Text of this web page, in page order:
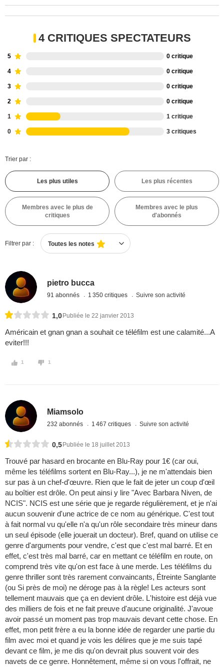
4 CRITIQUES SPECTATEURS
5 0 critique
4 0 critique
3 0 critique
2 0 critique
1 1 critique
0 3 critiques
Trier par :
Les plus utiles Les plus récentes
Membres avec le plus de
critiques
Membres avec le plus
d'abonnés
Filtrer par : Toutes les notes
pietro bucca
91 abonnés 1 350 critiques Suivre son activité
1,0 Publiée le 22 janvier 2013
Américain et gnan gnan a souhait ce téléfilm est une calamité...A
eviter!!!
1 1
Miamsolo
232 abonnés 1 467 critiques Suivre son activité
0,5 Publiée le 18 juillet 2013
Trouvé par hasard en brocante en Blu-Ray pour 1€ (car oui,
même les téléfilms sortent en Blu-Ray...), je ne m'attendais bien
sur pas à un chef-d'œuvre. Rien que le fait de jeter un coup d'œil
au boîtier est drôle. On peut ainsi y lire "Avec Barbara Niven, de
NCIS". NCIS est une série que je regarde régulièrement, et je n'ai
aucun souvenir d'une actrice de ce nom au générique. C'est tout
à fait normal vu qu'elle n'a qu'un rôle secondaire très mineur dans
un seul épisode (elle jouerait un docteur). Bref, quand on utilise ce
genre d'arguments pour vendre, c'est que c'est mal barré. Et en
effet, c'est très mal barré, car en mettant ce téléfilm en route, on
comprend très vite qu'on est face à une merde. Les téléfilms du
genre thriller sont très rarement convaincants, Étreinte Sanglante
(ou Si près de moi) ne déroge pas à la règle! Les acteurs sont
tellement mauvais que ça en devient drôle. L'histoire est déjà vue
des milliers de fois et ne fait preuve d'aucune originalité. J'avoue
avoir passé un moment pas trop mauvais devant cette chose. En
effet, mon petit frère a eu la bonne idée de regarder une partie du
film avec moi et quand je vois les délires que je me suis tapé
devant ce film, je me dis qu'on devrait plus souvent voir des
navets de ce genre. Honnêtement, même si on vous l'offrait, ne